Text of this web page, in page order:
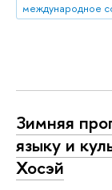
международное
Зимняя
языку и
Хосэй